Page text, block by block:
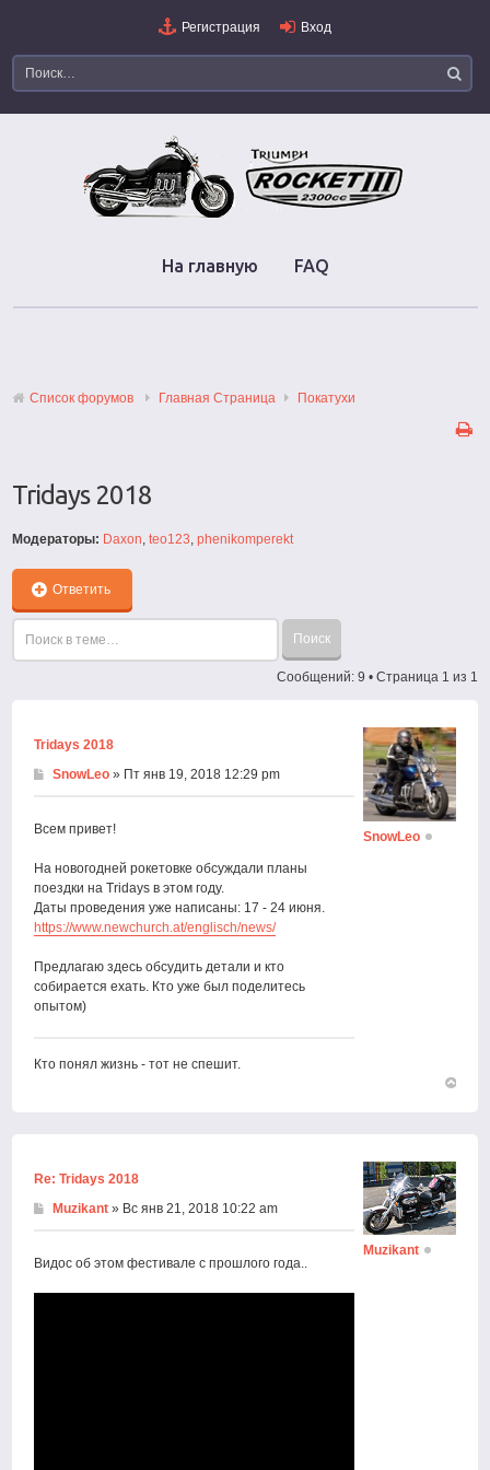
Регистрация Вход
На главную FAQ
Список форумов Главная Страница Покатухи
Tridays 2018
Модераторы: Daxon,teo123,phenikomperekt
Ответить
Сообщений: 9 • Страница 1 из 1
Tridays 2018
SnowLeo » Пт янв 19, 2018 12:29 pm
Всем привет!
На новогодней рокетовке обсуждали планы
поездки на Tridays в этом году.
Даты проведения уже написаны: 17 - 24 июня.
https://www.newchurch.at/englisch/news/
Предлагаю здесь обсудить детали и кто
собирается ехать. Кто уже был поделитесь
опытом)
Кто понял жизнь - тот не спешит.
SnowLeo
Re: Tridays 2018
Muzikant » Вс янв 21, 2018 10:22 am
Видос об этом фестивале с прошлого года..
Muzikant